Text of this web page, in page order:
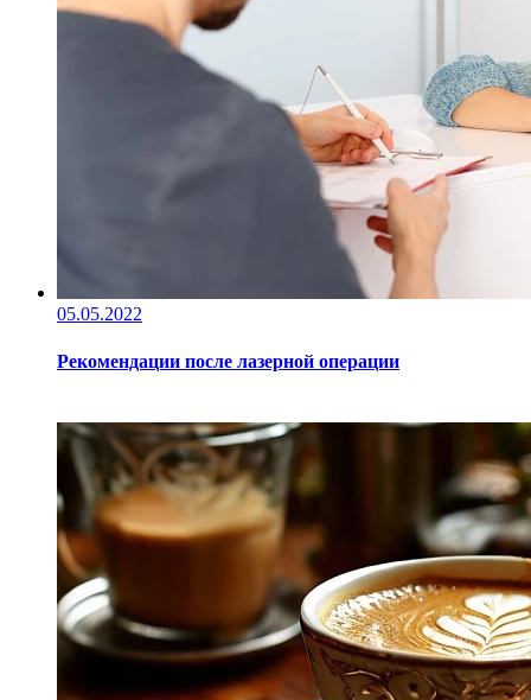
05.05.2022
Рекомендации после лазерной операции